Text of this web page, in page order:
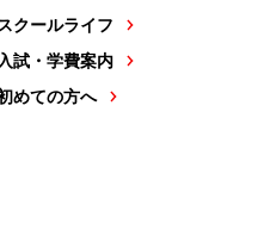
スクールライフ
入試・学費案内
めての方へ